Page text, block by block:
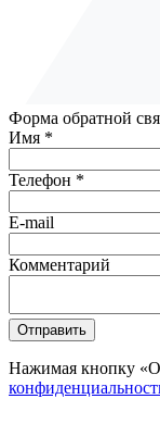
Форма обратной
Имя *
Телефон *
E-mail
Комментарий
Отправить
Нажимая кнопку